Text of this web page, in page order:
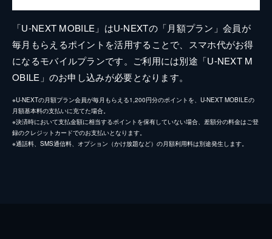
「U-NEXT MOBILE」はU-NEXTの「月額プラン」会員が
毎月もらえるポイントを活用することで、スマホ代がお得
になるモバイルプランです。ご利用には別途「U-NEXT M
OBILE」のお申し込みが必要となります。
※U-NEXTの月額プラン会員が毎月もらえる1,200円分のポイントを、U-NEXT MOBILEの
月額基本料の支払いに充てた場合。
※決済時において支払金額に相当するポイントを保有していない場合、差額分の料金はご登
録のクレジットカードでのお支払いとなります。
※通話料、SMS通信料、オプション（かけ放題など）の月額利用料は別途発生します。